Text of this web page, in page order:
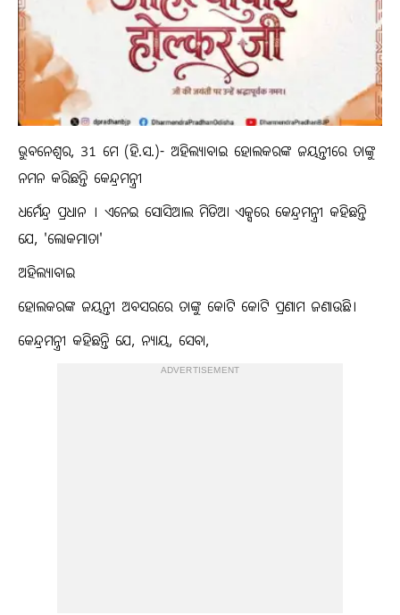
ଭୁବନେଶ୍ୱର, 31 ମେ (ହି.ସ.)- ଅହିଲ୍ୟାବାଇ ହୋଲକରଙ୍କ ଜୟନ୍ତୀରେ ତାଙ୍କୁ
ନମନ କରିଛନ୍ତି କେନ୍ଦ୍ରମନ୍ତ୍ରୀ
ଧର୍ମେନ୍ଦ୍ର ପ୍ରଧାନ । ଏନେଇ ସୋସିଆଲ ମିଡିଆ ଏକ୍ସରେ କେନ୍ଦ୍ରମନ୍ତ୍ରୀ କହିଛନ୍ତି
ଯେ, 'ଲୋକମାତା'
ଅହିଲ୍ୟାବାଇ
ହୋଲକରଙ୍କ ଜୟନ୍ତୀ ଅବସରରେ ତାଙ୍କୁ କୋଟି କୋଟି ପ୍ରଣାମ ଜଣାଉଛି।
କେନ୍ଦ୍ରମନ୍ତ୍ରୀ କହିଛନ୍ତି ଯେ, ନ୍ୟାୟ, ସେବା,
ADVERTISEMENT